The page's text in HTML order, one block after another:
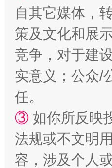
国家大学科技园优化重
扯下公款旅游的“隐
自其它媒体，
策及文化和展
竞争，对于建
实意义；公众/
任。
③ 如你所反映
法规或不文明
容，涉及个人